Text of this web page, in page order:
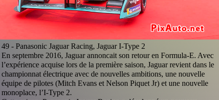
49 -Panasonic Jaguar Racing, Jaguar I-Type 2
En septembre 2016, Jaguar annoncait son retour en Formula-E. Avec
l’expérience acquise lors de la première saison, Jaguar revient dans le
championnat électrique avec de nouvelles ambitions, une nouvelle
équipe de pilotes (Mitch Evans et Nelson Piquet Jr) et une nouvelle
monoplace, l’I-Type 2.